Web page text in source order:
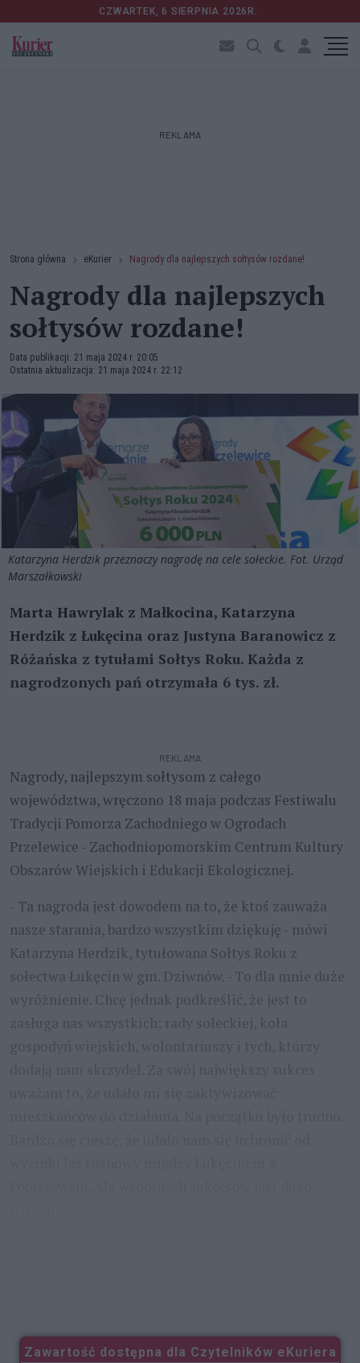
CZWARTEK, 6 SIERPNIA 2026R.
REKLAMA
Strona główna eKurier Nagrody dla najlepszych sołtysów rozdane!
Nagrody dla najlepszych
sołtysów rozdane!
Data publikacji: 21 maja 2024 r. 20:05
Ostatnia aktualizacja: 21 maja 2024 r. 22:12
Katarzyna Herdzik przeznaczy nagrodę na cele sołeckie. Fot. Urząd
Marszałkowski
Marta Hawrylak z Małkocina, Katarzyna
Herdzik z Łukęcina oraz Justyna Baranowicz z
Różańska z tytułami Sołtys Roku. Każda z
nagrodzonych pań otrzymała 6 tys. zł.
REKLAMA
Nagrody, najlepszym sołtysom z całego
województwa, wręczono 18 maja podczas Festiwalu
Tradycji Pomorza Zachodniego w Ogrodach
Przelewice - Zachodniopomorskim Centrum Kultury
Obszarów Wiejskich i Edukacji Ekologicznej.
- Ta nagroda jest dowodem na to, że ktoś zauważa
nasze starania, bardzo wszystkim dziękuję - mówi
Katarzyna Herdzik, tytułowana Sołtys Roku z
sołectwa Łukęcin w gm. Dziwnów. - To dla mnie duże
wyróżnienie. Chcę jednak podkreślić, że jest to
zasługa nas wszystkich; rady sołeckiej, koła
Zawartość dostępna dla Czytelników eKuriera